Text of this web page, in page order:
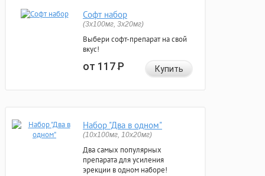
Софт набор
(3x100мг, 3x20мг)
Выбери софт-препарат на свой
вкус!
от 117Р Купить
Набор "Два в одном"
(10x100мг, 10x20мг)
Два самых популярных
препарата для усиления
эрекции в одном наборе!